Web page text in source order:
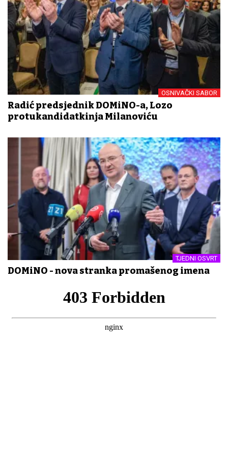
OSNIVAČKI SABOR
Radić predsjednik DOMiNO-a, Lozo
protukandidatkinja Milanoviću
TJEDNI OSVRT
DOMiNO - nova stranka promašenog imena